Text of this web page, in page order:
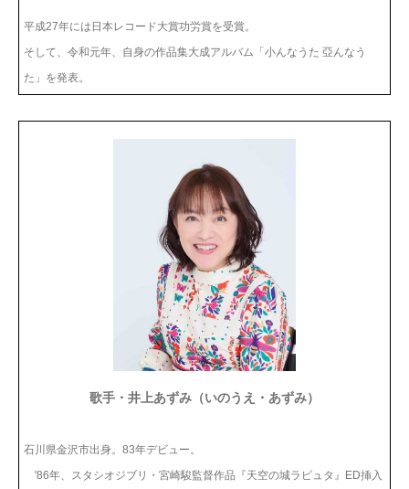
平成27年には日本レコード大賞功労賞を受賞。
そして、令和元年、自身の作品集大成アルバム「小んなうた 亞んなう
た」を発表。
歌手・井上あずみ（いのうえ・あずみ）
石川県金沢市出身。83年デビュー。
'86年、スタシオジブリ・宮崎駿監督作品『天空の城ラピュタ』ED挿入